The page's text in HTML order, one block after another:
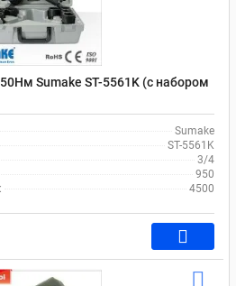
Sumake ST-5561K (с набором
Sumake
ST-5561K
3/4
950
4500